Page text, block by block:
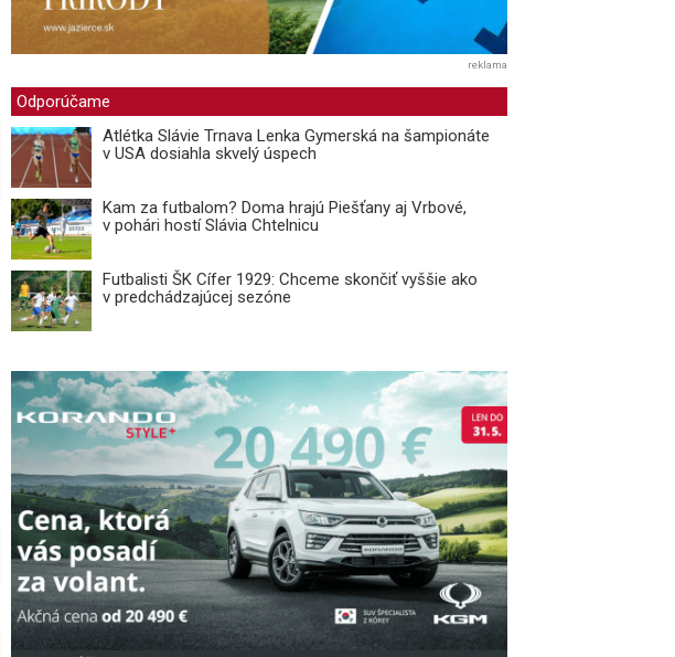
reklama
Odporúčame
Atlétka Slávie Trnava Lenka Gymerská na šampionáte
v USA dosiahla skvelý úspech
Kam za futbalom? Doma hrajú Piešťany aj Vrbové,
v pohári hostí Slávia Chtelnicu
Futbalisti ŠK Cífer 1929: Chceme skončiť vyššie ako
v predchádzajúcej sezóne